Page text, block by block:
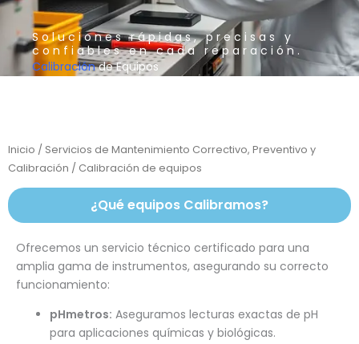
Soluciones rápidas, precisas y
confiables en cada reparación.
Calibraciónde Equipos
Inicio / Servicios de Mantenimiento Correctivo, Preventivo y
Calibración / Calibración de equipos
¿Qué equipos Calibramos?
Ofrecemos un servicio técnico certificado para una
amplia gama de instrumentos, asegurando su correcto
funcionamiento:
pHmetros: Aseguramos lecturas exactas de pH
para aplicaciones químicas y biológicas.